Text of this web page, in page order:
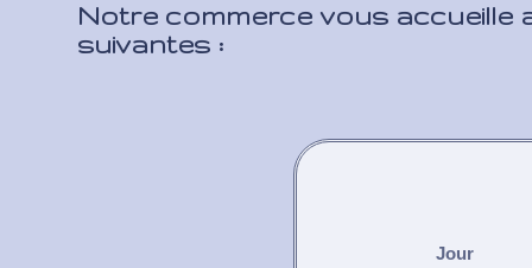
Notre commerce vous accueille
suivantes :
Jour